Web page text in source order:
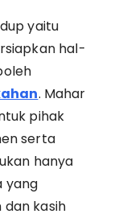
yaitu
hal-
. Mahar
pihak
serta
hanya
yang
kasih